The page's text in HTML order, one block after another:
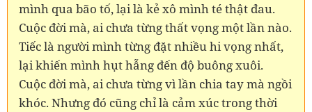
mình qua bão tố, lại là kẻ xô mình té thật đau.
Cuộc đời mà, ai chưa từng thất vọng một lần nào.
Tiếc là người mình từng đặt nhiều hi vọng nhất,
lại khiến mình hụt hẫng đến độ buông xuôi.
Cuộc đời mà, ai chưa từng vì lần chia tay mà ngồi
khóc. Nhưng đó cũng chỉ là cảm xúc trong thời